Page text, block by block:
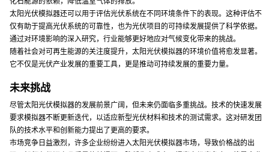
太阳光伏模拟器还可以用于评估光伏系统在不同环境条件下的表现。这种评估不
仅有助于提高光伏系统的可靠性，也为光伏项目的可持续发展提供了科学依据。
通过对环境影响的深入研究，行业能够更好地应对气候变化带来的挑战。
随着社会对可再生能源的关注度提升，太阳光伏模拟器的环境价值将愈发显著。
它不仅是光伏产业发展的重要工具，更是推动可持续发展的重要力量。
未来挑战
尽管太阳光伏模拟器的发展前景广阔，但未来仍面临多重挑战。技术的快速发展
要求模拟器不断更新迭代，以适应新型光伏材料和技术的测试需求。这对研发团
队的技术水平和创新能力提出了更高的要求。
市场竞争日益激烈，许多企业纷纷进入太阳光伏模拟器市场，导致价格战的出